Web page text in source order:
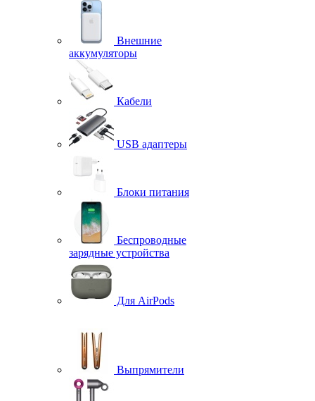
Внешние
аккумуляторы
Кабели
USB адаптеры
Блоки питания
Беспроводные
зарядные устройства
Для AirPods
Выпрямители